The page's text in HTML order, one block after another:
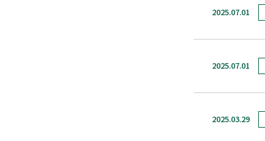
2025.07.01
2025.07.01
2025.03.29